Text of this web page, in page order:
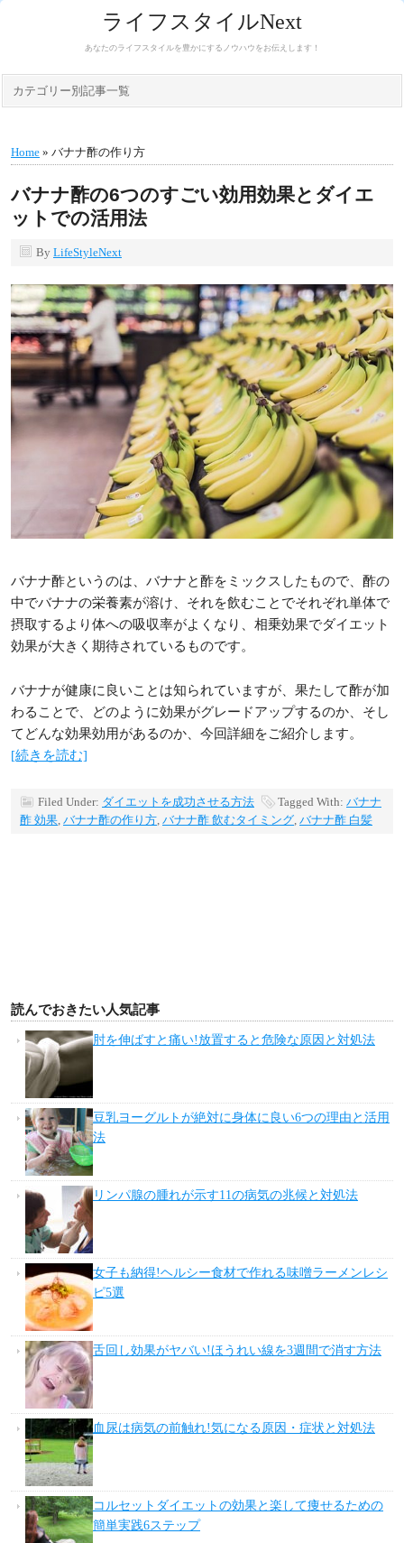
ライフスタイルNext
あなたのライフスタイルを豊かにするノウハウをお伝えします！
カテゴリー別記事一覧
Home » バナナ酢の作り方
バナナ酢の6つのすごい効用効果とダイエ
ットでの活用法
By LifeStyleNext
バナナ酢というのは、バナナと酢をミックスしたもので、酢の
中でバナナの栄養素が溶け、それを飲むことでそれぞれ単体で
摂取するより体への吸収率がよくなり、相乗効果でダイエット
効果が大きく期待されているものです。
バナナが健康に良いことは知られていますが、果たして酢が加
わることで、どのように効果がグレードアップするのか、そし
てどんな効果効用があるのか、今回詳細をご紹介します。
[続きを読む]
Filed Under: ダイエットを成功させる方法 Tagged With: バナナ
酢 効果, バナナ酢の作り方, バナナ酢 飲むタイミング, バナナ酢 白髪
読んでおきたい人気記事
肘を伸ばすと痛い!放置すると危険な原因と対処法
豆乳ヨーグルトが絶対に身体に良い6つの理由と活用
法
リンパ腺の腫れが示す11の病気の兆候と対処法
女子も納得!ヘルシー食材で作れる味噌ラーメンレシ
ピ5選
舌回し効果がヤバい!ほうれい線を3週間で消す方法
血尿は病気の前触れ!気になる原因・症状と対処法
コルセットダイエットの効果と楽して痩せるための
簡単実践6ステップ